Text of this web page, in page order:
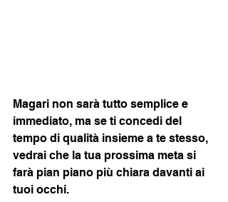
Magari non sarà tutto semplice e
immediato, ma se ti concedi del
tempo di qualità insieme a te stesso,
vedrai che la tua prossima meta si
farà pian piano più chiara davanti ai
tuoi occhi.